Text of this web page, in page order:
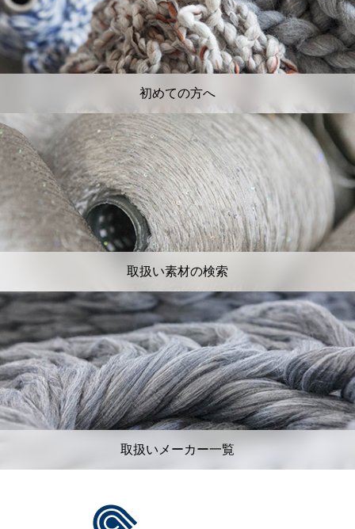
初めての方へ
取扱い素材の検索
取扱いメーカー一覧